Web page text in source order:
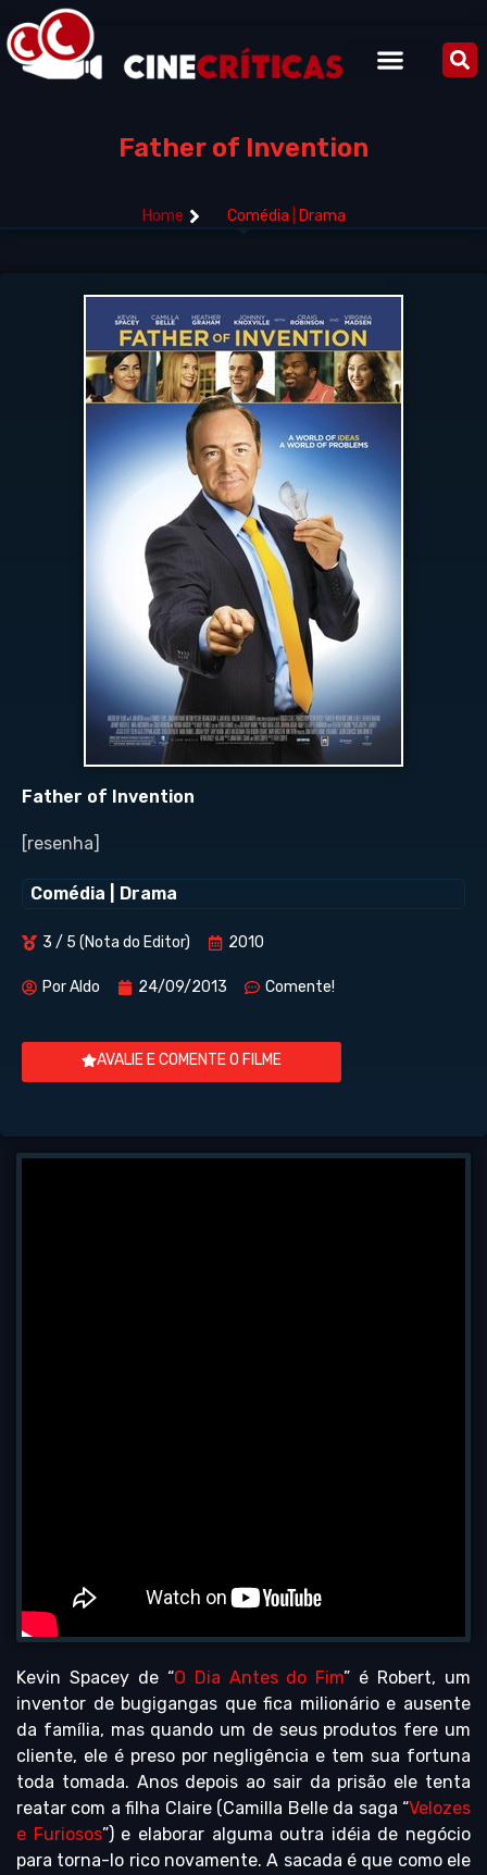
Father of Invention
Home Comédia Drama
Father of Invention
[resenha]
Comédia Drama
3 / 5 (Nota do Editor) 2010
PorAldo 24/09/2013 Comente!
AVALIE E COMENTE O FILME
Kevin Spacey de “O Dia Antes do Fim” é Robert, um
inventor de bugigangas que fica milionário e ausente
da família, mas quando um de seus produtos fere um
cliente, ele é preso por negligência e tem sua fortuna
toda tomada. Anos depois ao sair da prisão ele tenta
reatar com a filha Claire (Camilla Belle da saga “Velozes
e Furiosos”) e elaborar alguma outra idéia de negócio
para torna-lo rico novamente. A sacada é que como ele